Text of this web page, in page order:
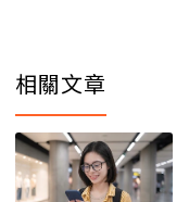
相關文章